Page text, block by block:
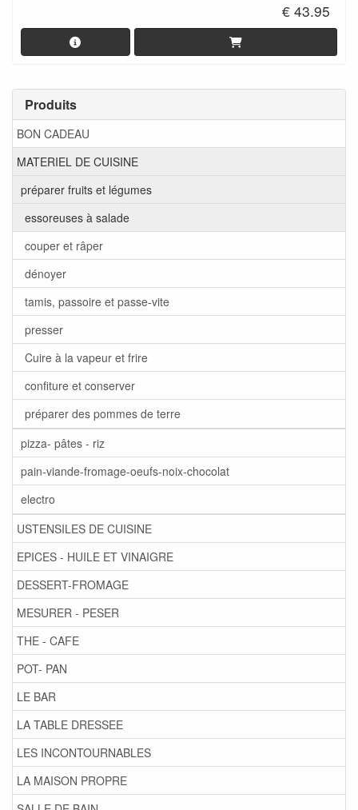
Produits
BON CADEAU
MATERIEL DE CUISINE
préparer fruits et légumes
essoreuses à salade
couper et râper
dénoyer
tamis, passoire et passe-vite
presser
Cuire à la vapeur et frire
confiture et conserver
préparer des pommes de terre
pizza- pâtes - riz
pain-viande-fromage-oeufs-noix-chocolat
electro
USTENSILES DE CUISINE
EPICES - HUILE ET VINAIGRE
DESSERT-FROMAGE
MESURER - PESER
THE - CAFE
POT- PAN
LE BAR
LA TABLE DRESSEE
LES INCONTOURNABLES
LA MAISON PROPRE
€ 43.95